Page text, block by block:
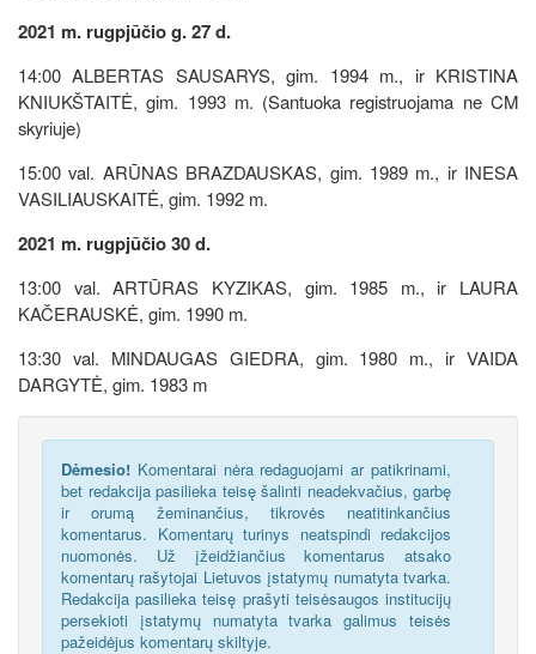
2021 m. rugpjūčio g. 27 d.
14:00 ALBERTAS SAUSARYS, gim. 1994 m., ir KRISTINA
KNIUKŠTAITĖ, gim. 1993 m. (Santuoka registruojama ne CM
skyriuje)
15:00 val. ARŪNAS BRAZDAUSKAS, gim. 1989 m., ir INESA
VASILIAUSKAITĖ, gim. 1992 m.
2021 m. rugpjūčio 30 d.
13:00 val. ARTŪRAS KYZIKAS, gim. 1985 m., ir LAURA
KAČERAUSKĖ, gim. 1990 m.
13:30 val. MINDAUGAS GIEDRA, gim. 1980 m., ir VAIDA
DARGYTĖ, gim. 1983 m
Dėmesio! Komentarai nėra redaguojami ar patikrinami,
bet redakcija pasilieka teisę šalinti neadekvačius, garbę
ir orumą žeminančius, tikrovės neatitinkančius
komentarus. Komentarų turinys neatspindi redakcijos
nuomonės. Už įžeidžiančius komentarus atsako
komentarų rašytojai Lietuvos įstatymų numatyta tvarka.
Redakcija pasilieka teisę prašyti teisėsaugos institucijų
persekioti įstatymų numatyta tvarka galimus teisės
pažeidėjus komentarų skiltyje.